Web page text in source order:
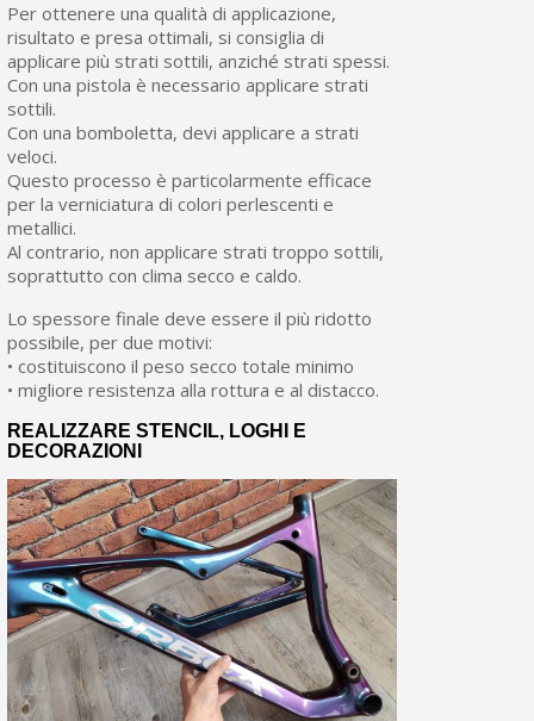
Per ottenere una qualità di applicazione,
risultato e presa ottimali, si consiglia di
applicare più strati sottili, anziché strati spessi.
Con una pistola è necessario applicare strati
sottili.
Con una bomboletta, devi applicare a strati
veloci.
Questo processo è particolarmente efficace
per la verniciatura di colori perlescenti e
metallici.
Al contrario, non applicare strati troppo sottili,
soprattutto con clima secco e caldo.
Lo spessore finale deve essere il più ridotto
possibile, per due motivi:
• costituiscono il peso secco totale minimo
• migliore resistenza alla rottura e al distacco.
REALIZZARE STENCIL, LOGHI E
DECORAZIONI